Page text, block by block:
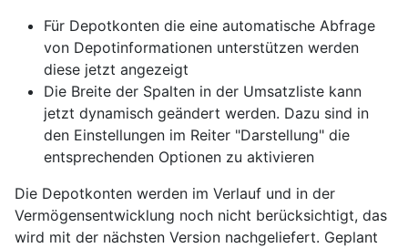
Für Depotkonten die eine automatische Abfrage
von Depotinformationen unterstützen werden
diese jetzt angezeigt
Die Breite der Spalten in der Umsatzliste kann
jetzt dynamisch geändert werden. Dazu sind in
den Einstellungen im Reiter "Darstellung" die
entsprechenden Optionen zu aktivieren
Die Depotkonten werden im Verlauf und in der
Vermögensentwicklung noch nicht berücksichtigt, das
wird mit der nächsten Version nachgeliefert. Geplant